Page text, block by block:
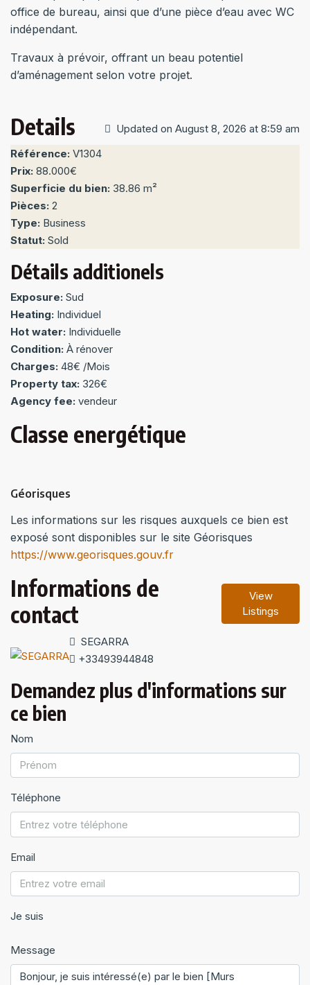
office de bureau, ainsi que d’une pièce d’eau avec WC
indépendant.
Travaux à prévoir, offrant un beau potentiel
d’aménagement selon votre projet.
Details
Updated on August 8, 2026 at 8:59 am
Référence: V1304
Prix: 88.000€
Superficie du bien: 38.86 m²
Pièces: 2
Type: Business
Statut: Sold
Détails additionels
Exposure: Sud
Heating: Individuel
Hot water: Individuelle
Condition: À rénover
Charges: 48€ /Mois
Property tax: 326€
Agency fee: vendeur
Classe energétique
Géorisques
Les informations sur les risques auxquels ce bien est
exposé sont disponibles sur le site Géorisques
https://www.georisques.gouv.fr
Informations de
contact
View
Listings
SEGARRA
+33493944848
Demandez plus d'informations sur
ce bien
Nom
Téléphone
Email
Je suis
Message